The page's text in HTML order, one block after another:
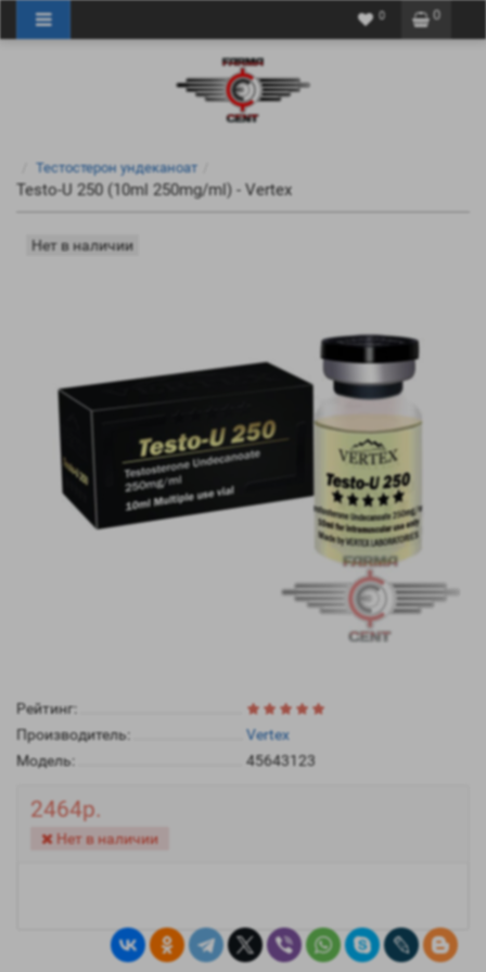
0
0
Тестостерон ундеканоат
Testo-U 250 (10ml 250mg/ml) - Vertex
Нет в наличии
Рейтинг:
Производитель:
Vertex
Модель:
45643123
2464р.
Нет в наличии